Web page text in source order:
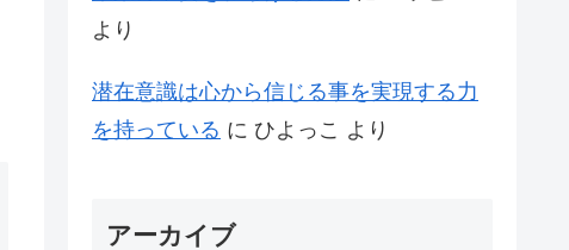
より
潜在意識は心から信じる事を実現する力
を持っている に ひよっこ より
アーカイブ